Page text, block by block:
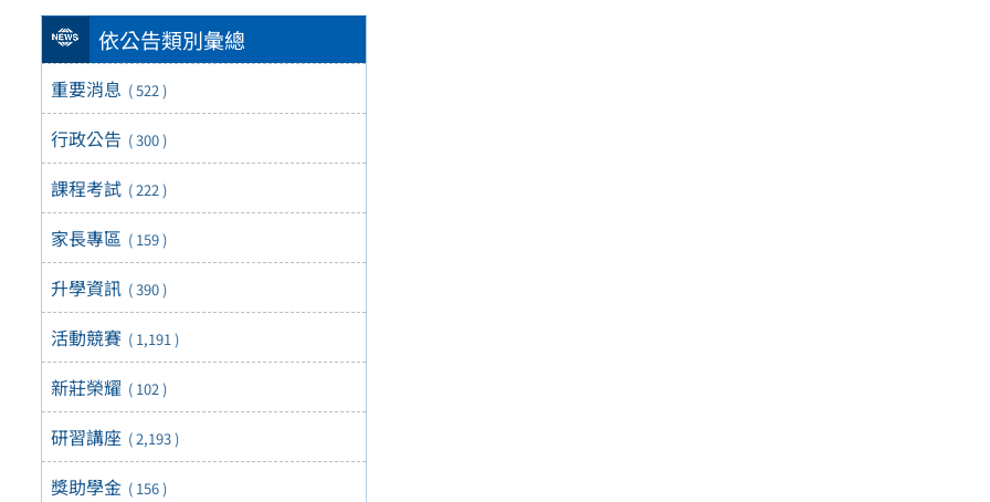
依公告類別彙總
重要消息 ( 522 )
行政公告 ( 300 )
課程考試 ( 222 )
家長專區 ( 159 )
升學資訊 ( 390 )
活動競賽 ( 1,191 )
新莊榮耀 ( 102 )
研習講座 ( 2,193 )
獎助學金 ( 156 )